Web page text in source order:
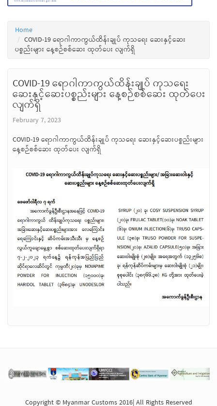
Home
COVID-19 ရောဂါကာကွယ်ထိန်းချုပ် ကုသရေး ဆေးနှင့်ဆေး
ပစ္စည်းများ နေ့စဉ်စစ်ဆေး ထုတ်ပေး လျက်ရှိ
COVID-19 ရောဂါကာကွယ်ထိန်းချုပ် ကုသရေး
ဆေးနှင့်ဆေးပစ္စည်းများ နေ့စဉ်စစ်ဆေး ထုတ်ပေး
လျက်ရှိ
February 7, 2023
COVID-19 ရောဂါကာကွယ်ထိန်းချုပ် ကုသရေး ဆေးနှင့်ဆေးပစ္စည်းများ
နေ့စဉ်စစ်ဆေး ထုတ်ပေး လျက်ရှိ
Copyright © Myanmar Customs 2016| All Rights Reserved